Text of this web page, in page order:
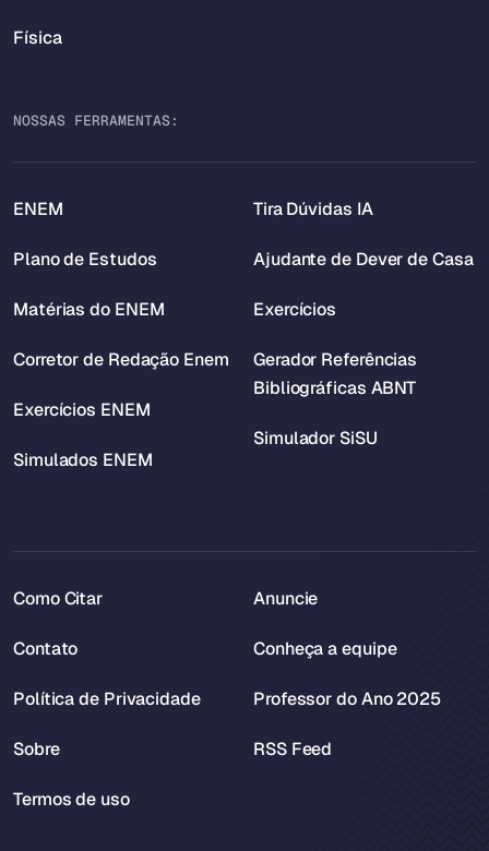
Física
NOSSAS FERRAMENTAS:
ENEM
Plano de Estudos
Matérias do ENEM
Corretor de Redação Enem
Exercícios ENEM
Simulados ENEM
Tira Dúvidas IA
Ajudante de Dever de Casa
Exercícios
Gerador Referências
Bibliográficas ABNT
Simulador SiSU
Como Citar
Contato
Política de Privacidade
Sobre
Termos de uso
Anuncie
Conheça a equipe
Professor do Ano 2025
RSS Feed